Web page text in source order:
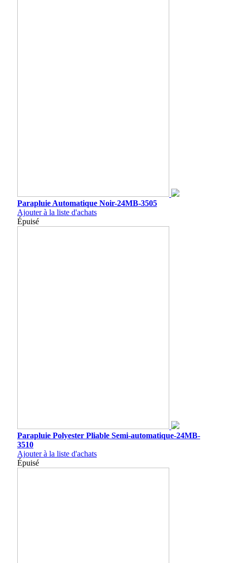
Parapluie Automatique Noir-24MB-3505
Ajouter à la liste d'achats
Épuisé
Parapluie Polyester Pliable Semi-automatique-24MB-
3510
Ajouter à la liste d'achats
Épuisé